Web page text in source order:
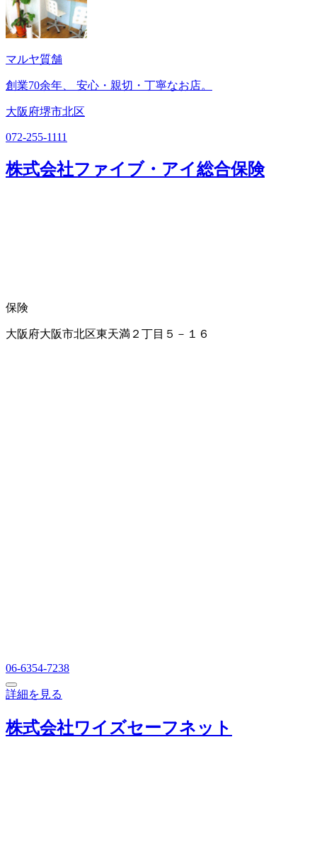
マルヤ質舗
創業70余年、 安心・親切・丁寧なお店。
大阪府堺市北区
072-255-1111
株式会社ファイブ・アイ総合保険
保険
大阪府大阪市北区東天満２丁目５－１６
06-6354-7238
詳細を見る
株式会社ワイズセーフネット